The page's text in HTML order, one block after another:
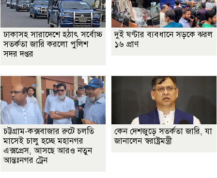
ঢাকাসহ সারাদেশে হঠাৎ সর্বোচ্চ
সতর্কতা জা‌রি করলো পুলিশ
সদর দপ্তর
দুই ঘণ্টার ব্যবধানে সড়কে ঝরল
১৬ প্রাণ
চট্টগ্রাম-কক্সবাজার রুটে চলতি
মাসেই চালু হচ্ছে মহানগর
এক্সপ্রেস, আসছে আরও নতুন
আন্তঃনগর ট্রেন
কেন দেশজুড়ে সতর্কতা জারি, যা
জানালেন স্বরাষ্ট্রমন্ত্রী